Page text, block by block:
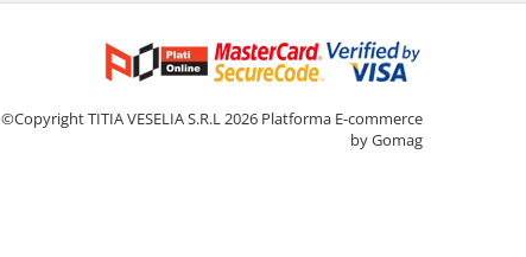
©Copyright TITIA VESELIA S.R.L 2026 Platforma E-commerce
by Gomag